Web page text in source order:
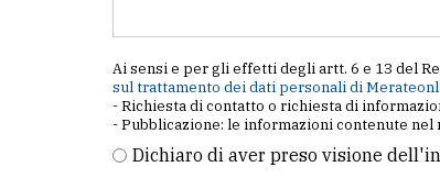
Ai sensi e per gli effetti degli artt. 6 e 13 del
sul trattamento dei dati personali di
- Richiesta di contatto o richiesta di
- Pubblicazione: le informazioni contenute
Dichiaro di aver preso visione